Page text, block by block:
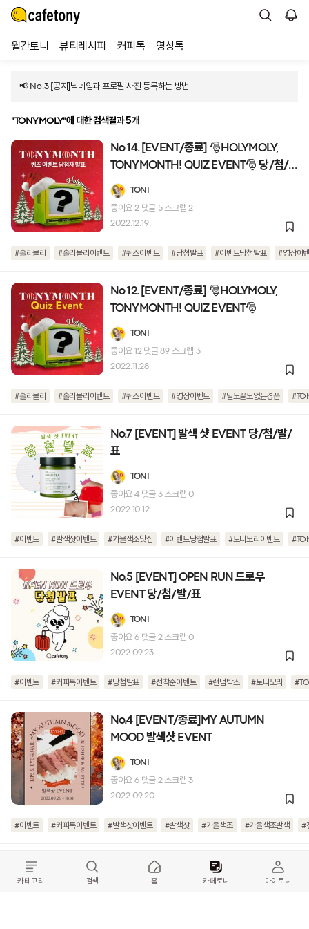
월간토니 뷰티레시피 커피톡 영상톡
📢 No.3 [공지]닉네임과 프로필 사진 등록하는 방법
"TONYMOLY"에 대한 검색결과 5개
No 14. [EVENT/종료] 🎅HOLYMOLY,
TONYMONTH! QUIZ EVENT🎅 당/첨/
발/표
TONI
좋아요 2 댓글 5 스크랩2
2022.12.19
#홀리몰리 #홀리몰리이벤트 #퀴즈이벤트 #당첨발표 #이벤트당첨발표 #영상이
No 12. [EVENT/종료] 🎅HOLYMOLY,
TONYMONTH! QUIZ EVENT🎅
TONI
좋아요 12 댓글89 스크랩 3
2022.11.28
#홀리몰리 #홀리몰리이벤트 #퀴즈이벤트 #영상이벤트 #밑도끝도없는경품
No.7 [EVENT] 발색 샷 EVENT 당/첨/발/
표
TONI
좋아요 4 댓글 3 스크랩 0
2022.10.12
#이벤트 #발색샷이벤트 #가을색조맛집 #이벤트당첨발표 #토니모리이벤트
No.5 [EVENT] OPEN RUN 드로우
EVENT 당/첨/발/표
TONI
좋아요 6 댓글 2 스크랩 0
2022.09.23
#이벤트 #커피톡이벤트 #당첨발표 #선착순이벤트 #랜덤박스 #토니모리
No.4 [EVENT/종료]MY AUTUMN
MOOD 발색샷 EVENT
TONI
좋아요 6 댓글 2 스크랩3
2022.09.20
#이벤트 #커피톡이벤트 #발색샷이벤트 #발색샷 #가을색조 #가을색조발색 #
카테고리 검색 홈 카페토니 마이토니